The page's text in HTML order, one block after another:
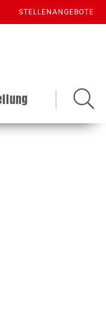
STELLENANGEBOTE